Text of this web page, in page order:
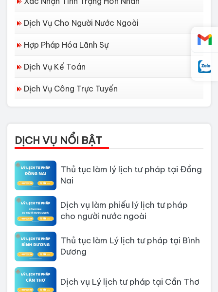
Dịch Vụ Cho Người Nước Ngoài
Hợp Pháp Hóa Lãnh Sự
Dịch Vụ Kế Toán
Dịch Vụ Công Trực Tuyến
DỊCH VỤ NỔI BẬT
Dịch vụ làm Lý lịch tư pháp tại Đà
Thủ tục làm Lý Lịch Tư Pháp tại Hồ
Chí Minh
Nai
cho người nước ngoài
Dương